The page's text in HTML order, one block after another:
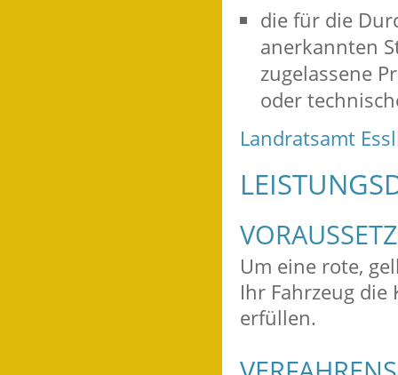
die für die
anerkannten
zugelassene
oder
Landratsamt
Um eine rote,
Ihr Fahrzeug
erfüllen.